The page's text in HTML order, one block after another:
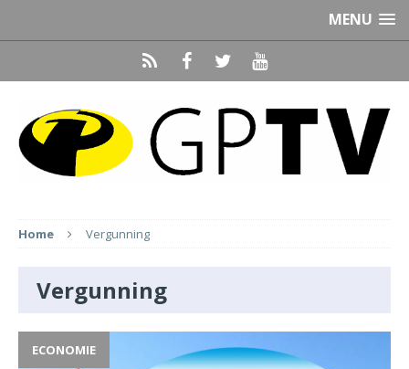
MENU
Home Vergunning
Vergunning
ECONOMIE